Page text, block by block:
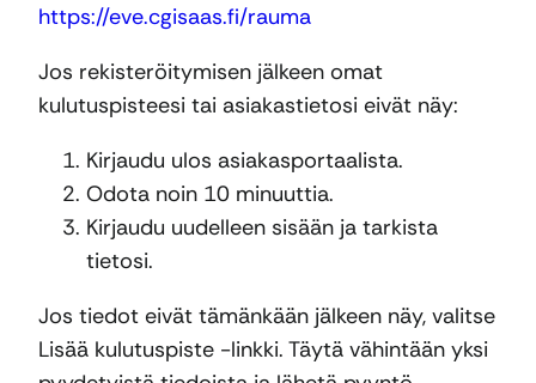
https://eve.cgisaas.fi/rauma
Jos rekisteröitymisen jälkeen omat
kulutuspisteesi tai asiakastietosi eivät näy:
Kirjaudu ulos asiakasportaalista.
Odota noin 10 minuuttia.
Kirjaudu uudelleen sisään ja tarkista
tietosi.
Jos tiedot eivät tämänkään jälkeen näy, valitse
Lisää kulutuspiste -linkki. Täytä vähintään yksi